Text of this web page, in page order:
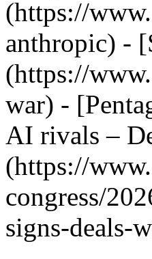
(https://
anthropic) -
(https://
war) -
AI rivals –
(https://
congress/
signs-deals-